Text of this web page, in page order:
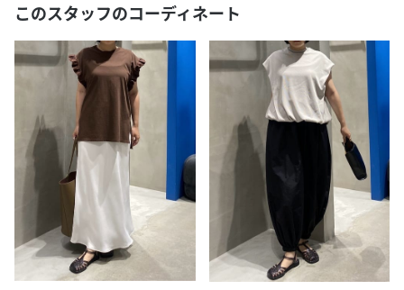
このスタッフのコーディネート